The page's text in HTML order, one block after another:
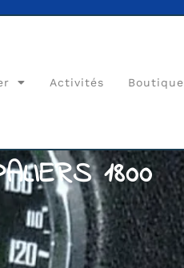
Activités Boutique
1800